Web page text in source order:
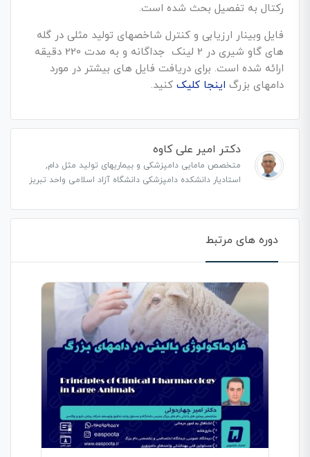
رکتال به تفصیل بحث شده است.
فایل وبینار ارزیابی و کنترل شاخصهای تولید مثلی در گله
های گاو شیری در 2 لینک جداگانه و به مدت 220 دقیقه
ارائه شده است. برای دریافت فایل های بیشتر در مورد
دامهای بزرگ اینجا کلیککنید.
دکتر امیر علی کاوه
متخصص مامایی دامپزشکی و بیماریهای تولید مثل دام,
استادیار دانشکده دامپزشکی دانشگاه آزاد اسلامی واحد تبریز
دوره های مرتبط